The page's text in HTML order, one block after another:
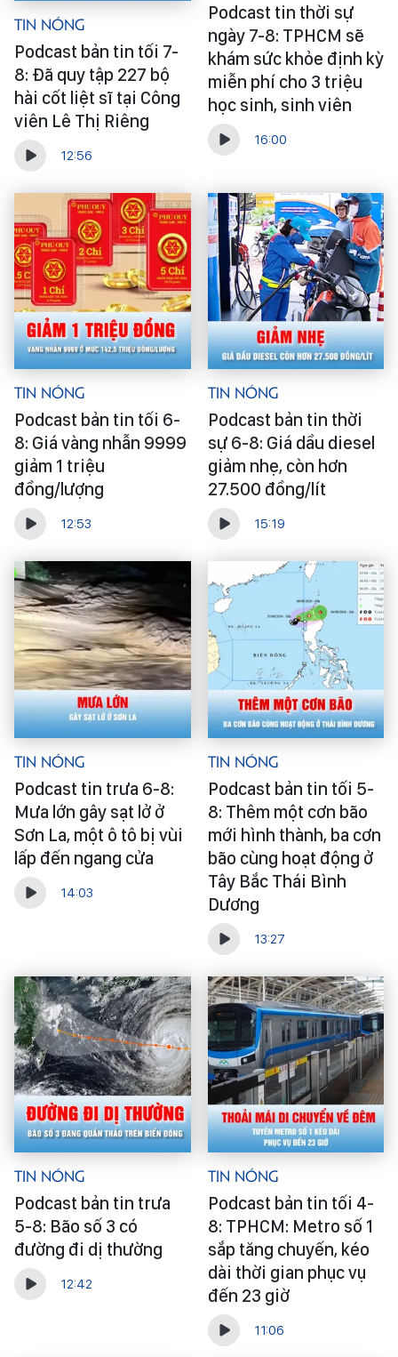
Tin Nóng
Podcast bản tin tối 7-
8: Đã quy tập 227 bộ
hài cốt liệt sĩ tại Công
viên Lê Thị Riêng
12:56
Podcast tin thời sự
ngày 7-8: TPHCM sẽ
khám sức khỏe định kỳ
miễn phí cho 3 triệu
học sinh, sinh viên
16:00
Tin Nóng
Podcast bản tin tối 6-
8: Giá vàng nhẫn 9999
giảm 1 triệu
đồng/lượng
12:53
Tin Nóng
Podcast bản tin thời
sự 6-8: Giá dầu diesel
giảm nhẹ, còn hơn
27.500 đồng/lít
15:19
Tin Nóng
Podcast tin trưa 6-8:
Mưa lớn gây sạt lở ở
Sơn La, một ô tô bị vùi
lấp đến ngang cửa
14:03
Tin Nóng
Podcast bản tin tối 5-
8: Thêm một cơn bão
mới hình thành, ba cơn
bão cùng hoạt động ở
Tây Bắc Thái Bình
Dương
13:27
Tin Nóng
Podcast bản tin trưa
5-8: Bão số 3 có
đường đi dị thường
12:42
Tin Nóng
Podcast bản tin tối 4-
8: TPHCM: Metro số 1
sắp tăng chuyến, kéo
dài thời gian phục vụ
đến 23 giờ
11:06